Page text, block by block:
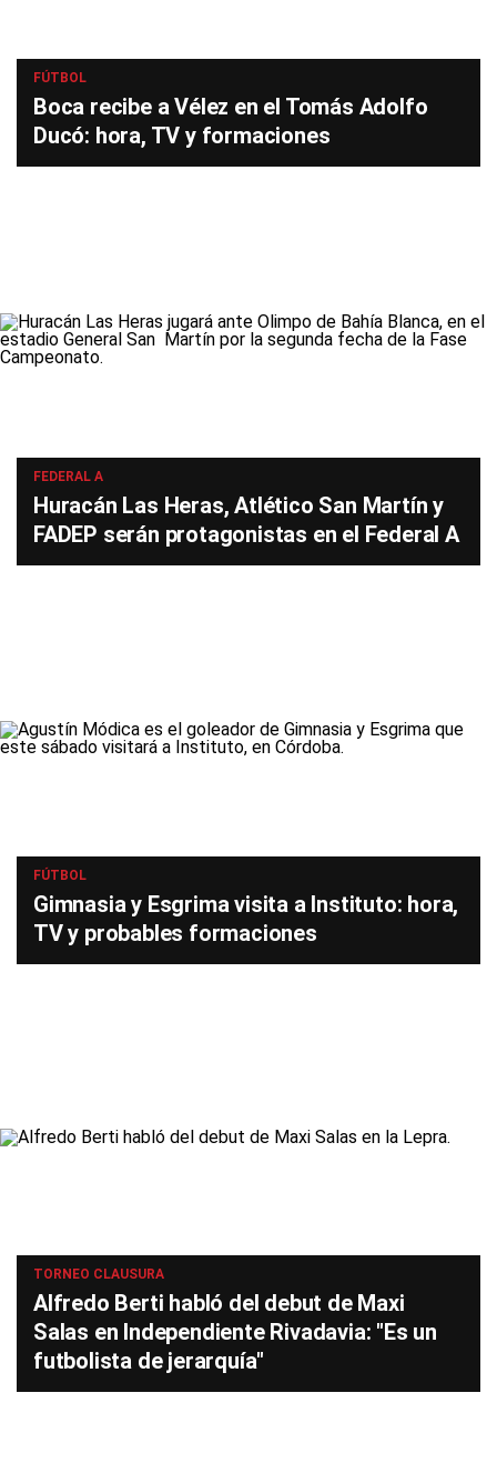
FÚTBOL
Boca recibe a Vélez en el Tomás Adolfo
Ducó: hora, TV y formaciones
FEDERAL A
Huracán Las Heras, Atlético San Martín y
FADEP serán protagonistas en el Federal A
FÚTBOL
Gimnasia y Esgrima visita a Instituto: hora,
TV y probables formaciones
TORNEO CLAUSURA
Alfredo Berti habló del debut de Maxi
Salas en Independiente Rivadavia: "Es un
futbolista de jerarquía"